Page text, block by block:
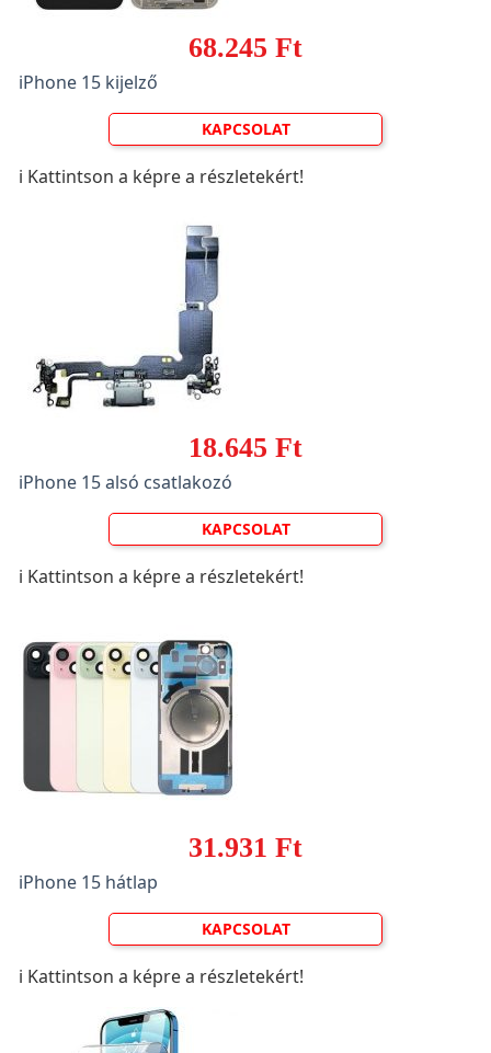
68.245 Ft
iPhone 15 kijelző
KAPCSOLAT
ℹ️ Kattintson a képre a részletekért!
18.645 Ft
iPhone 15 alsó csatlakozó
KAPCSOLAT
ℹ️ Kattintson a képre a részletekért!
31.931 Ft
iPhone 15 hátlap
KAPCSOLAT
ℹ️ Kattintson a képre a részletekért!